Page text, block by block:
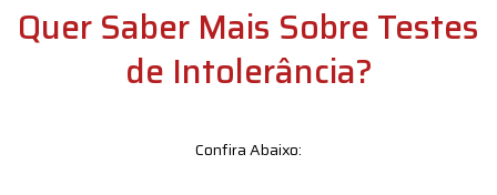
Quer Saber Mais Sobre Testes
de Intolerância?
Confira Abaixo: